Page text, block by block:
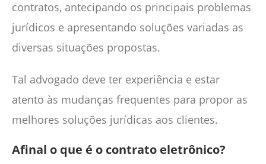
contratos, antecipando os principais problemas
jurídicos e apresentando soluções variadas as
diversas situações propostas.
Tal advogado deve ter experiência e estar
atento às mudanças frequentes para propor as
melhores soluções jurídicas aos clientes.
Afinal o que é o contrato eletrônico?